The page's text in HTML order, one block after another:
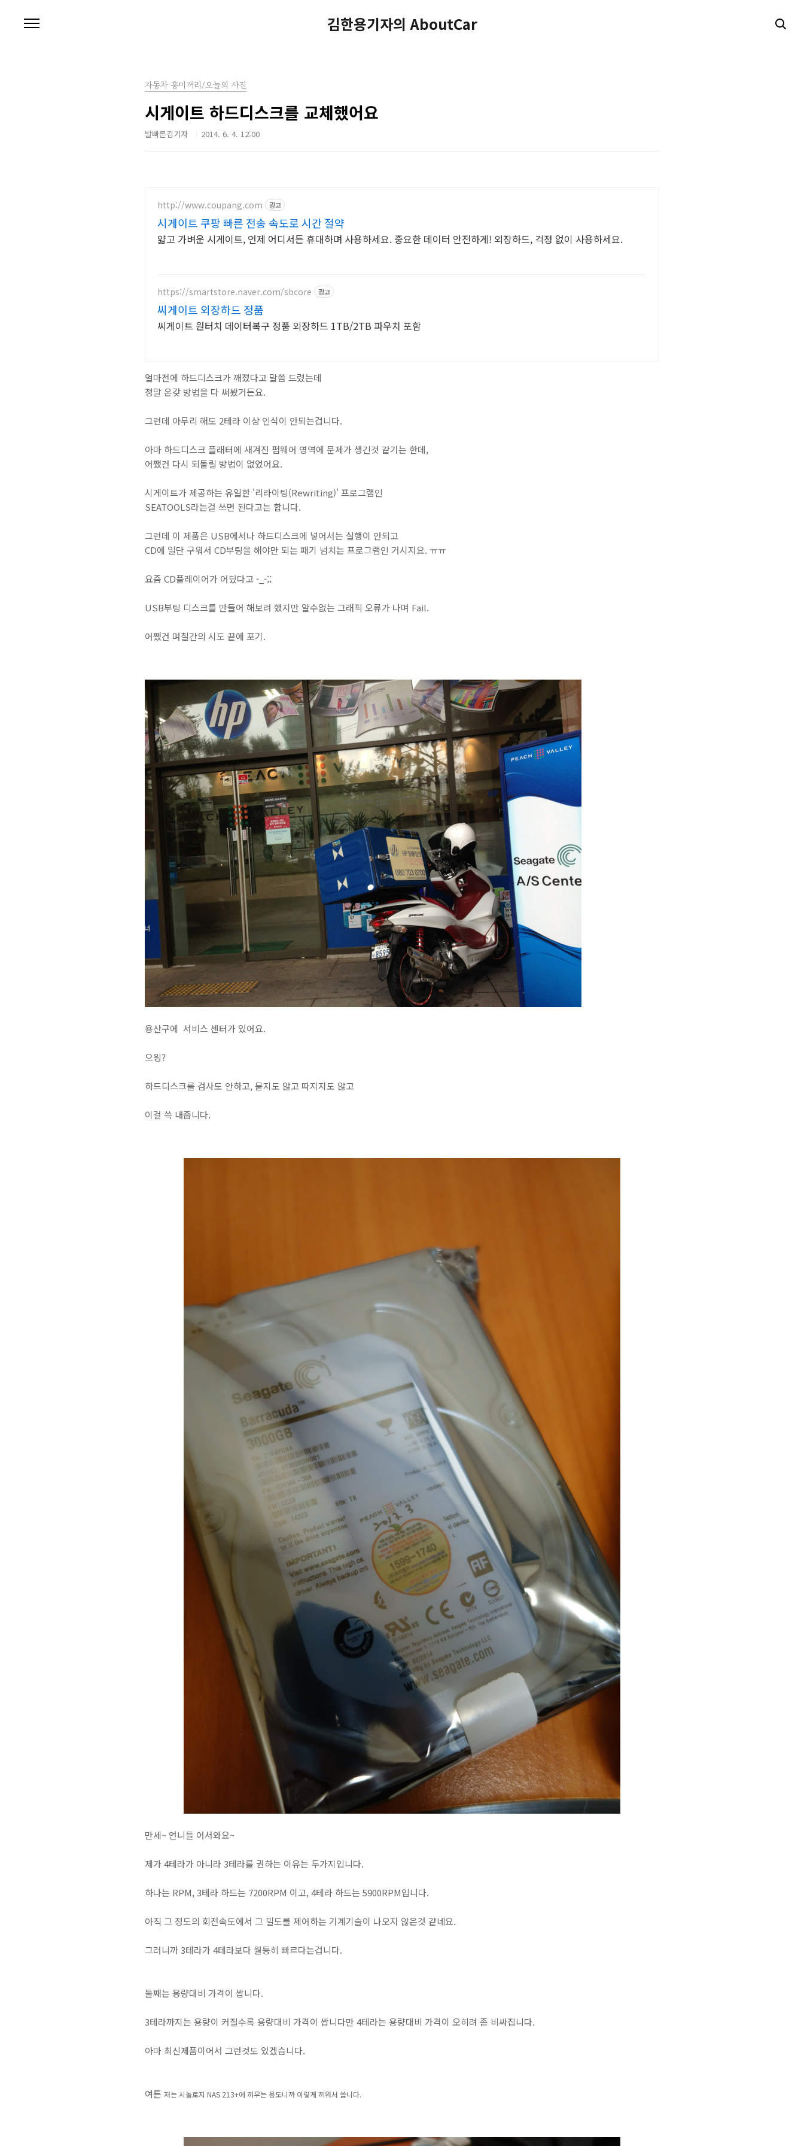
김한용기자의 AboutCar
자동차 흥미꺼리/오늘의 사진
시게이트 하드디스크를 교체했어요
발빠른김기자 2014. 6. 4. 12:00
http://www.coupang.com 광고
시게이트 쿠팡 빠른 전송 속도로 시간 절약
얇고 가벼운 시게이트, 언제 어디서든 휴대하며 사용하세요. 중요한 데이터 안전하게! 외장하드, 걱정 없이 사용하세요.
https://smartstore.naver.com/sbcore 광고
씨게이트 외장하드 정품
씨게이트 원터치 데이터복구 정품 외장하드 1TB/2TB 파우치 포함
얼마전에 하드디스크가 깨졌다고 말씀 드렸는데
정말 온갖 방법을 다 써봤거든요.
그런데 아무리 해도 2테라 이상 인식이 안되는겁니다.
아마 하드디스크 플래터에 새겨진 펌웨어 영역에 문제가 생긴것 같기는 한데,
어쨌건 다시 되돌릴 방법이 없었어요.
시게이트가 제공하는 유일한 '리라이팅(Rewriting)' 프로그램인
SEATOOLS라는걸 쓰면 된다고는 합니다.
그런데 이 제품은 USB에서나 하드디스크에 넣어서는 실행이 안되고
CD에 일단 구워서 CD부팅을 해야만 되는 패기 넘치는 프로그램인 거시지요. ㅠㅠ
요즘 CD플레이어가 어딨다고 -_-;;
USB부팅 디스크를 만들어 해보려 했지만 알수없는 그래픽 오류가 나며 Fail.
어쨌건 며칠간의 시도 끝에 포기.
용산구에 서비스 센터가 있어요.
으읭?
하드디스크를 검사도 안하고, 묻지도 않고 따지지도 않고
이걸 쓱 내줍니다.
만세~ 언니들 어서와요~
제가 4테라가 아니라 3테라를 권하는 이유는 두가지입니다.
하나는 RPM, 3테라 하드는 7200RPM 이고, 4테라 하드는 5900RPM입니다.
아직 그 정도의 회전속도에서 그 밀도를 제어하는 기계기술이 나오지 않은것 같네요.
그러니까 3테라가 4테라보다 월등히 빠르다는겁니다.
둘째는 용량대비 가격이 쌉니다.
3테라까지는 용량이 커질수록 용량대비 가격이 쌉니다만 4테라는 용량대비 가격이 오히려 좀 비싸집니다.
아마 최신제품이어서 그런것도 있겠습니다.
여튼 저는 시놀로지 NAS 213+에 끼우는 용도니까 이렇게 끼워서 씁니다.